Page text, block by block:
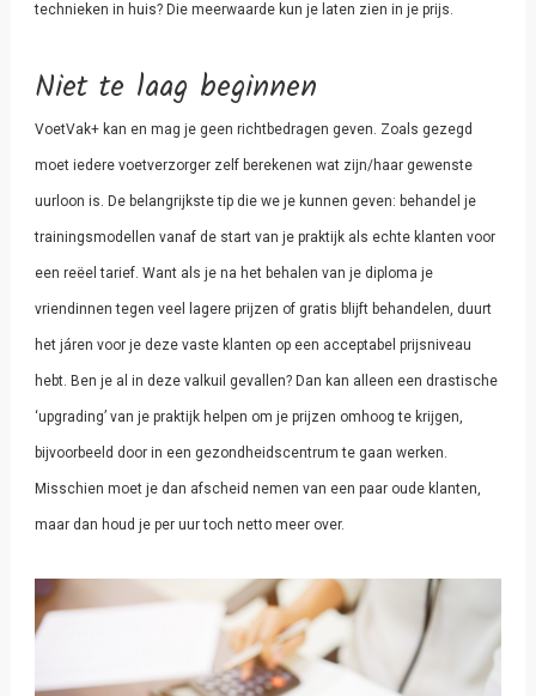
technieken in huis? Die meerwaarde kun je laten zien in je prijs.
Niet te laag beginnen
VoetVak+ kan en mag je geen richtbedragen geven. Zoals gezegd
moet iedere voetverzorger zelf berekenen wat zijn/haar gewenste
uurloon is. De belangrijkste tip die we je kunnen geven: behandel je
trainingsmodellen vanaf de start van je praktijk als echte klanten voor
een reëel tarief. Want als je na het behalen van je diploma je
vriendinnen tegen veel lagere prijzen of gratis blijft behandelen, duurt
het járen voor je deze vaste klanten op een acceptabel prijsniveau
hebt. Ben je al in deze valkuil gevallen? Dan kan alleen een drastische
‘upgrading’ van je praktijk helpen om je prijzen omhoog te krijgen,
bijvoorbeeld door in een gezondheidscentrum te gaan werken.
Misschien moet je dan afscheid nemen van een paar oude klanten,
maar dan houd je per uur toch netto meer over.